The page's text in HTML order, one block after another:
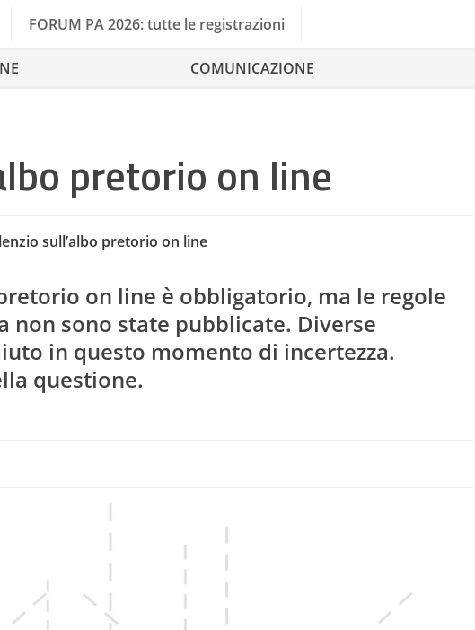
FORUM PA 2026: tutte le registrazioni
COMUNICAZIONE
pretorio on line
sull’albo pretorio on line
on line è obbligatorio, ma le regole
non sono state pubblicate. Diverse
in questo momento di incertezza.
questione.
Albo Pretorio On Line